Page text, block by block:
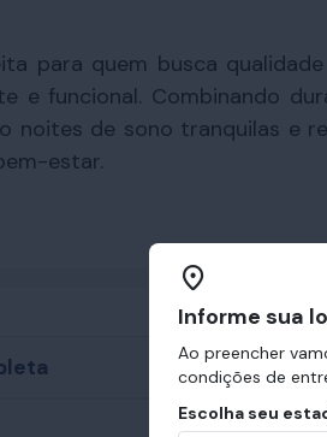
para quem busca
e funcional. Combinando
noites de sono tranquilas e
estar.
Informe sua
Ao preencher
condições de
Escolha seu